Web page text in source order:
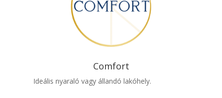
Comfort
Ideális nyaraló vagy állandó lakóhely.